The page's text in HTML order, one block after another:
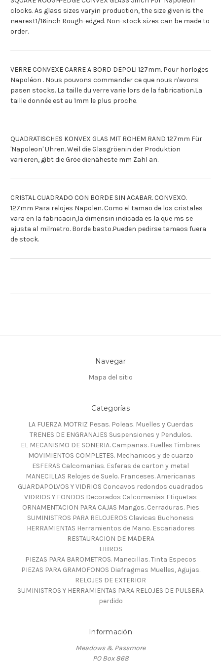
clocks. As glass sizes varyin production, the size given is the
nearest1/16inch Rough-edged. Non-stock sizes can be made to
order.
VERRE CONVEXE CARRE A BORD DEPOLI 127mm. Pour horloges
Napoléon . Nous pouvons commander ce que nous n'avons
pasen stocks. La taille du verre varie lors de la fabrication.La
taille donnée est au 1mm le plus proche.
QUADRATISCHES KONVEX GLAS MIT ROHEM RAND 127mm Für
'Napoleon' Uhren. Weil die Glasgröenin der Produktion
variieren, gibt die Gröe dienäheste mm Zahl an.
CRISTAL CUADRADO CON BORDE SIN ACABAR. CONVEXO.
127mm Para relojes Napolen. Como el tamao de los cristales
vara en la fabricacin,la dimensin indicada es la que ms se
ajusta al milmetro. Borde basto.Pueden pedirse tamaos fuera
de stock.
Navegar
Mapa del sitio
Categorías
LA FUERZA MOTRIZ Pesas. Poleas. Muelles y Cuerdas
TRENES DE ENGRANAJES Suspensiones y Pendulos.
EL MECANISMO DE SONERIA. Campanas. Fuelles Timbres
MOVIMIENTOS COMPLETES. Mechanicos y de cuarzo
ESFERAS Calcomanias. Esferas de carton y metal
MANECILLAS Relojes de Suelo. Franceses. Americanas
GUARDAPOLVOS Y VIDRIOS Concavos redondos cuadrados
VIDRIOS Y FONDOS Decorados Calcomanias Etiquetas
ORNAMENTACION PARA CAJAS Mangos. Cerraduras. Pies
SUMINISTROS PARA RELOJEROS Clavicas Buchoness
HERRAMIENTAS Herramientos de Mano. Escariadores
RESTAURACION DE MADERA
LIBROS
PIEZAS PARA BAROMETROS. Manecillas. Tinta Especos
PIEZAS PARA GRAMOFONOS Diafragmas Muelles, Agujas.
RELOJES DE EXTERIOR
SUMINISTROS Y HERRAMIENTAS PARA RELOJES DE PULSERA
perdido
Información
Meadows & Passmore
PO Box 868